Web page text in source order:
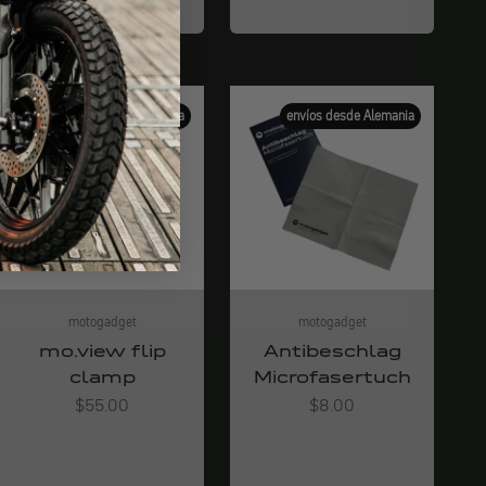
envíos desde Alemania
motogadget
mo.view flip
clamp
Angebot
$55.00
envíos desde Alemania
motogadget
Antibeschlag
Microfasertuch
Angebot
$8.00